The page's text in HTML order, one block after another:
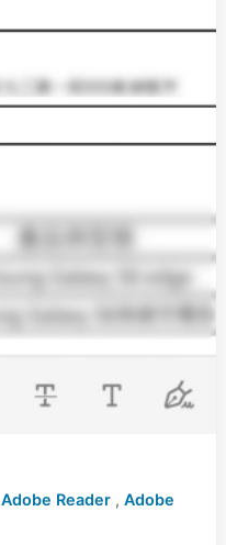
Adobe Reader , Adobe